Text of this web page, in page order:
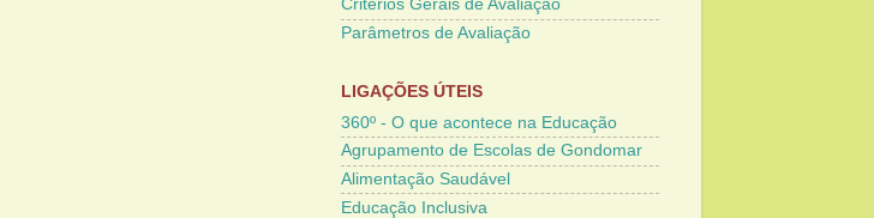
Critérios Gerais de Avaliação
Parâmetros de Avaliação
LIGAÇÕES ÚTEIS
360º - O que acontece na Educação
Agrupamento de Escolas de Gondomar
Alimentação Saudável
Educação Inclusiva